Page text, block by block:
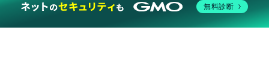
無料診断